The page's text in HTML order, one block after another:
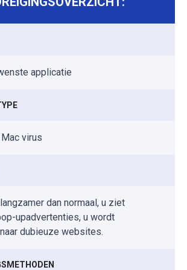
applicatie
virus
dan normaal, u ziet
upadvertenties, u wordt
dubieuze websites.